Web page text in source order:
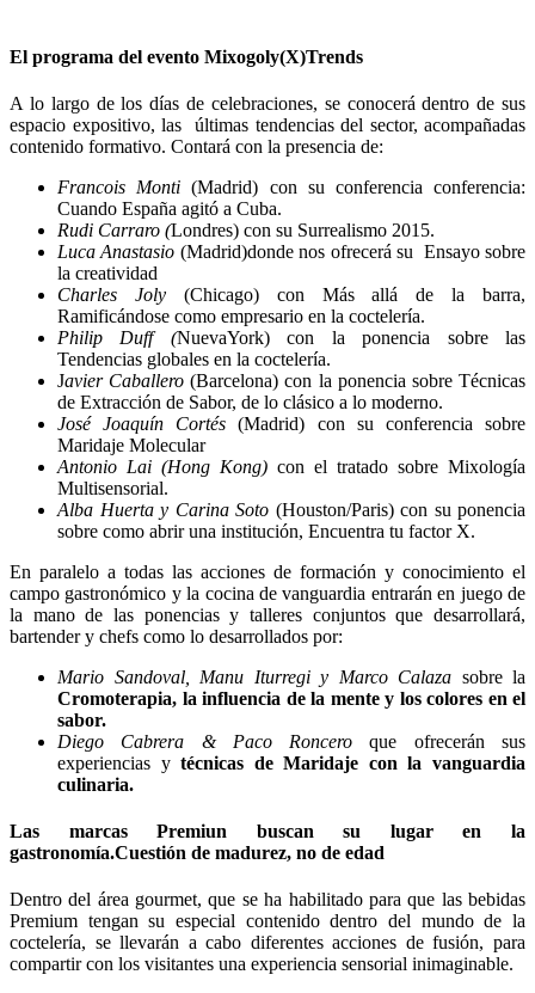
El programa del evento Mixogoly(X)Trends
A lo largo de los días de celebraciones, se conocerá dentro de sus
espacio expositivo, las últimas tendencias del sector, acompañadas
contenido formativo. Contará con la presencia de:
Francois Monti(Madrid) con su conferencia conferencia:
Cuando España agitó a Cuba.
Rudi Carraro (Londres) con su Surrealismo 2015.
Luca Anastasio (Madrid)donde nos ofrecerá su Ensayo sobre
la creatividad
Charles Joly (Chicago) con Más allá de la barra,
Ramificándose como empresario en la coctelería.
Philip Duff (NuevaYork) con la ponencia sobre las
Tendencias globales en la coctelería.
Javier Caballero(Barcelona) con la ponencia sobre Técnicas
de Extracción de Sabor, de lo clásico a lo moderno.
José Joaquín Cortés(Madrid) con su conferencia sobre
Maridaje Molecular
Antonio Lai (Hong Kong) con el tratado sobre Mixología
Multisensorial.
Alba Huerta y Carina Soto (Houston/Paris) con su ponencia
sobre como abrir una institución, Encuentra tu factor X.
En paralelo a todas las acciones de formación y conocimiento el
campo gastronómico y la cocina de vanguardia entrarán en juego de
la mano de las ponencias y talleres conjuntos que desarrollará,
bartender y chefs como lo desarrollados por:
Mario Sandoval, Manu Iturregi y Marco Calaza sobre la
Cromoterapia, la influencia de la mente y los colores en el
sabor.
Diego Cabrera & Paco Roncero que ofrecerán sus
experiencias ytécnicas de Maridaje con la vanguardia
culinaria.
Las marcas Premiun buscan su lugar en la
gastronomía.Cuestión de madurez, no de edad
Dentro del área gourmet, que se ha habilitado para que las bebidas
Premium tengan su especial contenido dentro del mundo de la
coctelería, se llevarán a cabo diferentes acciones de fusión, para
compartir con los visitantes una experiencia sensorial inimaginable.